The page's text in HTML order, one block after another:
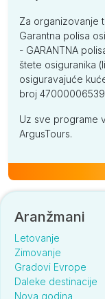
Za organizovanje
Garantna polisa
- GARANTNA
štete osiguranika
osiguravajuće
broj
Uz sve programe
ArgusTours.
Aranžmani
Letovanje
Zimovanje
Gradovi Evrope
Daleke destinacije
Nova godina